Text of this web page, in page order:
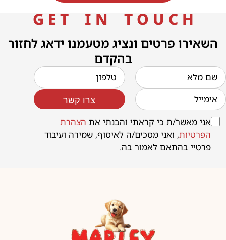
G E T I N T O U C H
השאירו פרטים ונציג מטעמנו ידאג לחזור
בהקדם
אני מאשר/ת כי קראתי והבנתי את הצהרת
הפרטיות, ואני מסכים/ה לאיסוף, שמירה ועיבוד
פרטיי בהתאם לאמור בה.
צרו קשר